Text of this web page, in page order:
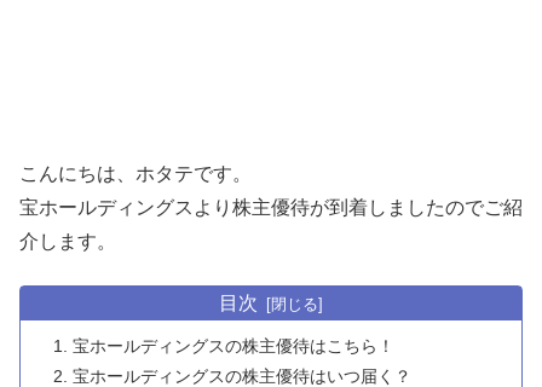
こんにちは、ホタテです。
宝ホールディングスより株主優待が到着しましたのでご紹
介します。
目次
宝ホールディングスの株主優待はこちら！
宝ホールディングスの株主優待はいつ届く？